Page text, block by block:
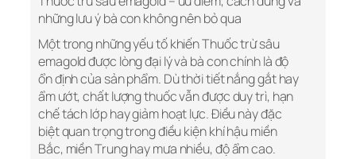
những lưu ý bà con không nên bỏ qua
Một trong những yếu tố khiến Thuốc trừ sâu
emagold được lòng đại lý và bà con chính là độ
ổn định của sản phẩm. Dù thời tiết nắng gắt hay
ẩm ướt, chất lượng thuốc vẫn được duy trì, hạn
chế tách lớp hay giảm hoạt lực. Điều này đặc
biệt quan trọng trong điều kiện khí hậu miền
Bắc, miền Trung hay mưa nhiều, độ ẩm cao.